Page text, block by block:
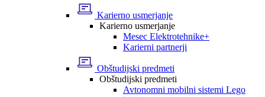
Karierno usmerjanje
Karierno usmerjanje
Mesec Elektrotehnike+
Karierni partnerji
Obštudijski predmeti
Obštudijski predmeti
Avtonomni mobilni sistemi Lego